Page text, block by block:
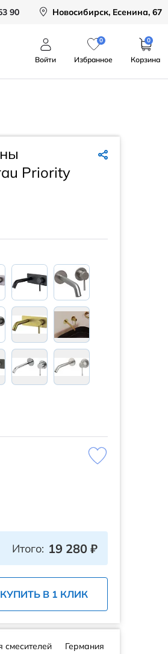
90 Новосибирск, Есенина, 67
Войти
0
Избранное
0
Корзина
Priority
Итого: 19 280 ₽
КУПИТЬ В 1 КЛИК
смесителей
Германия